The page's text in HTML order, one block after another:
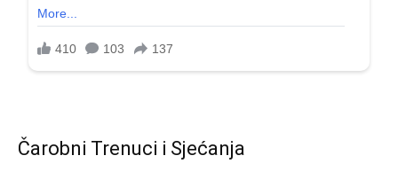
Čarobni Trenuci i Sjećanja